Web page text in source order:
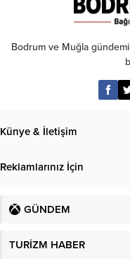
Bodrum ve Muğla
Künye & İletişim
Reklamlarınız İçin
GÜNDEM
TURİZM HABER